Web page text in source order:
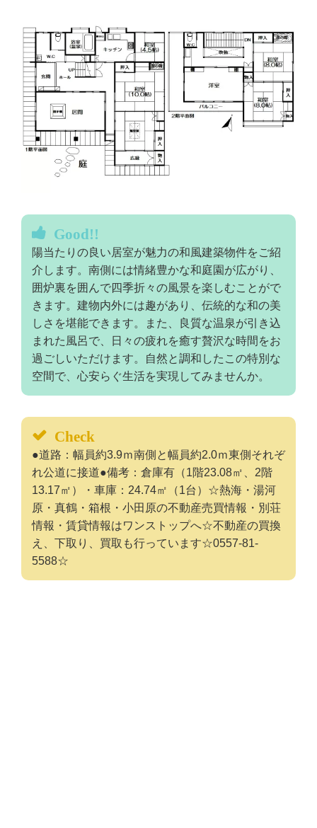
Good!!
陽当たりの良い居室が魅力の和風建築物件をご紹
介します。南側には情緒豊かな和庭園が広がり、
囲炉裏を囲んで四季折々の風景を楽しむことがで
きます。建物内外には趣があり、伝統的な和の美
しさを堪能できます。また、良質な温泉が引き込
まれた風呂で、日々の疲れを癒す贅沢な時間をお
過ごしいただけます。自然と調和したこの特別な
空間で、心安らぐ生活を実現してみませんか。
Check
●道路：幅員約3.9ｍ南側と幅員約2.0ｍ東側それぞ
れ公道に接道●備考：倉庫有（1階23.08㎡、2階
13.17㎡）・車庫：24.74㎡（1台）☆熱海・湯河
原・真鶴・箱根・小田原の不動産売買情報・別荘
情報・賃貸情報はワンストップへ☆不動産の買換
え、下取り、買取も行っています☆0557-81-
5588☆